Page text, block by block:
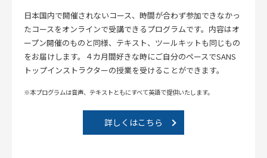
日本国内で開催されないコース、時間が合わず参加できなかっ
たコースをオンラインで受講できるプログラムです。内容はオ
ープン開催のものと同様、テキスト、ツールキットも同じもの
をお届けします。４カ月間好きな時にご自分のペースでSANS
トップインストラクターの授業を受けることができます。
※本プログラムは音声、テキストともにすべて英語で提供いたします。
詳しくはこちら